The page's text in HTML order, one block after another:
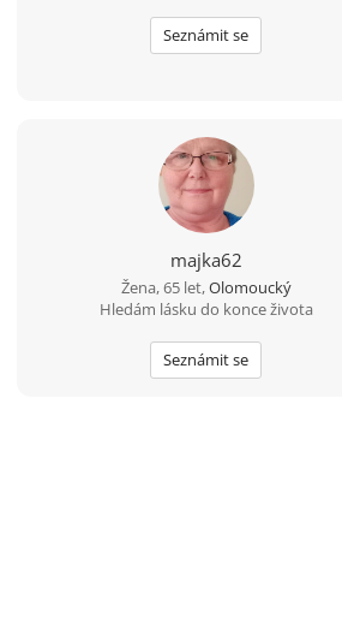
Seznámit se
majka62
Žena, 65 let,Olomoucký
Hledám lásku do konce života
Seznámit se